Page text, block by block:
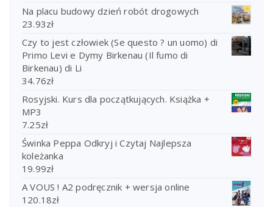
Na placu budowy dzień robót drogowych
23.93zł
Czy to jest człowiek (Se questo ? un uomo) di
Primo Levi e Dymy Birkenau (Il fumo di
Birkenau) di Li
34.76zł
Rosyjski. Kurs dla początkujących. Książka +
MP3
7.25zł
Świnka Peppa Odkryj i Czytaj Najlepsza
koleżanka
19.99zł
A VOUS ! A2 podręcznik + wersja online
120.18zł